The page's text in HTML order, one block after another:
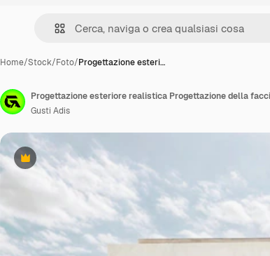
Home/Stock/Foto/Progettazione esteri…
Premium
Gusti Adis